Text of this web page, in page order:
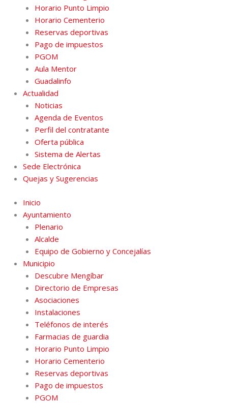
Horario Punto Limpio
Horario Cementerio
Reservas deportivas
Pago de impuestos
PGOM
Aula Mentor
Guadalinfo
Actualidad
Noticias
Agenda de Eventos
Perfil del contratante
Oferta pública
Sistema de Alertas
Sede Electrónica
Quejas y Sugerencias
Inicio
Ayuntamiento
Plenario
Alcalde
Equipo de Gobierno y Concejalías
Municipio
Descubre Mengíbar
Directorio de Empresas
Asociaciones
Instalaciones
Teléfonos de interés
Farmacias de guardia
Horario Punto Limpio
Horario Cementerio
Reservas deportivas
Pago de impuestos
PGOM